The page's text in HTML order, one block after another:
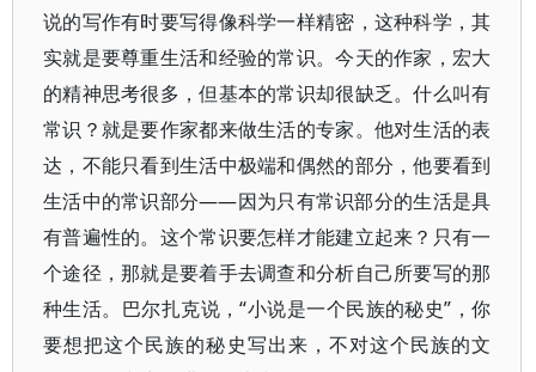
说的写作有时要写得像科学一样精密，这种科学，其
实就是要尊重生活和经验的常识。今天的作家，宏大
的精神思考很多，但基本的常识却很缺乏。什么叫有
常识？就是要作家都来做生活的专家。他对生活的表
达，不能只看到生活中极端和偶然的部分，他要看到
生活中的常识部分——因为只有常识部分的生活是具
有普遍性的。这个常识要怎样才能建立起来？只有一
个途径，那就是要着手去调查和分析自己所要写的那
种生活。巴尔扎克说，“小说是一个民族的秘史”，你
要想把这个民族的秘史写出来，不对这个民族的文